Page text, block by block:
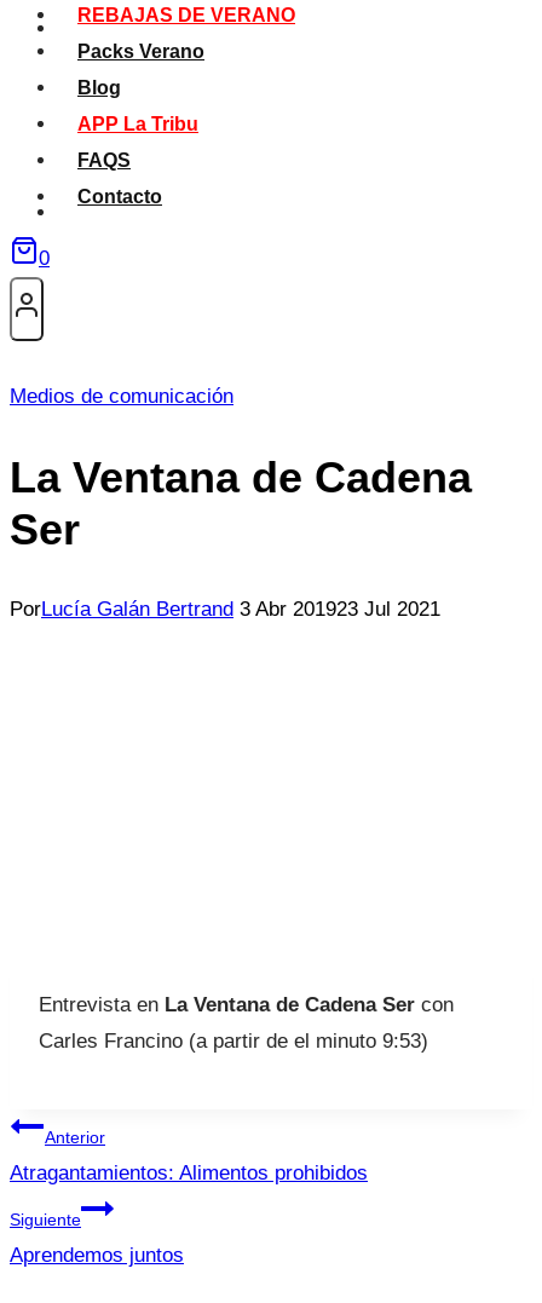
REBAJAS DE VERANO
Packs Verano
Blog
APP La Tribu
FAQS
Contacto
0
Medios de comunicación
La Ventana de Cadena
Ser
PorLucía Galán Bertrand 3 Abr 201923 Jul 2021
Entrevista en La Ventana de Cadena Ser con
Carles Francino (a partir de el minuto 9:53)
Navegación
de
entradas
Anterior
Atragantamientos: Alimentos prohibidos
Siguiente
Aprendemos juntos